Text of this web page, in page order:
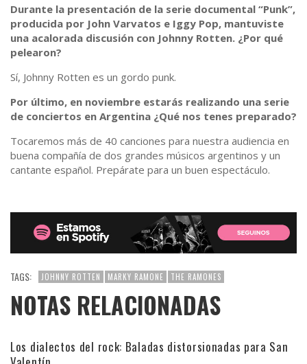
Durante la presentación de la serie documental “Punk”,
producida por John Varvatos e Iggy Pop, mantuviste
una acalorada discusión con Johnny Rotten. ¿Por qué
pelearon?
Sí, Johnny Rotten es un gordo punk.
Por último, en noviembre estarás realizando una serie
de conciertos en Argentina ¿Qué nos tenes preparado?
Tocaremos más de 40 canciones para nuestra audiencia en
buena compañía de dos grandes músicos argentinos y un
cantante español. Prepárate para un buen espectáculo.
TAGS: JOHNNY ROTTEN MARKY RAMONE THE RAMONES
NOTAS RELACIONADAS
Los dialectos del rock: Baladas distorsionadas para San